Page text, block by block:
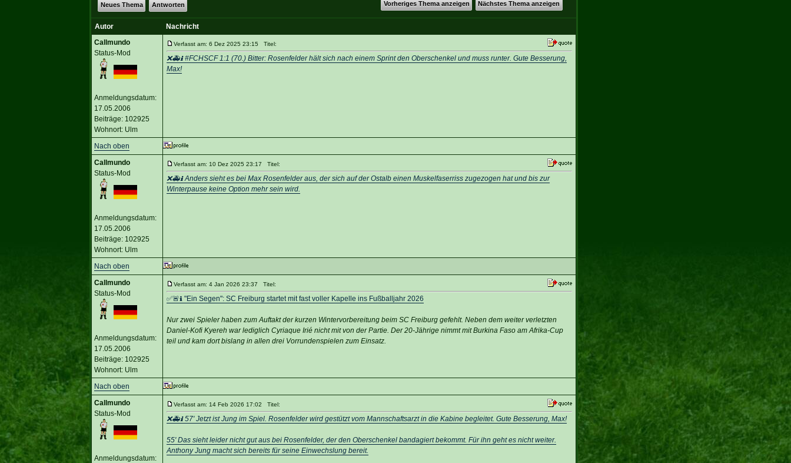
Vorheriges Thema anzeigen Nächstes Thema anzeigen
Neues Thema Antworten
Autor
Nachricht
Callmundo
Status-Mod
Anmeldungsdatum:
17.05.2006
Beiträge: 102925
Wohnort: Ulm
Verfasst am: 6 Dez 2025 23:15 Titel:
❌🚑ℹ️ #FCHSCF 1:1 (70.) Bitter: Rosenfelder hält sich nach einem Sprint den Oberschenkel und muss runter. Gute Besserung,
Max!
Nach oben
Callmundo
Status-Mod
Anmeldungsdatum:
17.05.2006
Beiträge: 102925
Wohnort: Ulm
Verfasst am: 10 Dez 2025 23:17 Titel:
❌🚑ℹ️ Anders sieht es bei Max Rosenfelder aus, der sich auf der Ostalb einen Muskelfaserriss zugezogen hat und bis zur
Winterpause keine Option mehr sein wird.
Nach oben
Callmundo
Status-Mod
Anmeldungsdatum:
17.05.2006
Beiträge: 102925
Wohnort: Ulm
Verfasst am: 4 Jan 2026 23:37 Titel:
✅🚨ℹ️ "Ein Segen": SC Freiburg startet mit fast voller Kapelle ins Fußballjahr 2026
Nur zwei Spieler haben zum Auftakt der kurzen Wintervorbereitung beim SC Freiburg gefehlt. Neben dem weiter verletzten
Daniel-Kofi Kyereh war lediglich Cyriaque Irié nicht mit von der Partie. Der 20-Jährige nimmt mit Burkina Faso am Afrika-Cup
teil und kam dort bislang in allen drei Vorrundenspielen zum Einsatz.
Nach oben
Callmundo
Status-Mod
Anmeldungsdatum:
Verfasst am: 14 Feb 2026 17:02 Titel:
❌🚑ℹ️ 57' Jetzt ist Jung im Spiel. Rosenfelder wird gestützt vom Mannschaftsarzt in die Kabine begleitet. Gute Besserung, Max!
55' Das sieht leider nicht gut aus bei Rosenfelder, der den Oberschenkel bandagiert bekommt. Für ihn geht es nicht weiter.
Anthony Jung macht sich bereits für seine Einwechslung bereit.